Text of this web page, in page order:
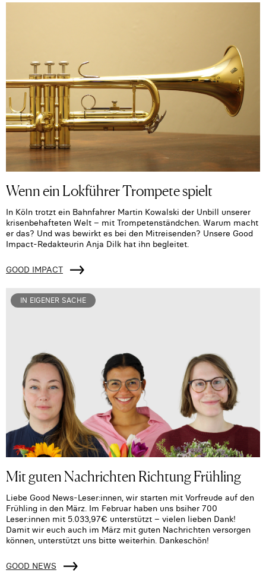
Wenn ein Lokführer Trompete spielt
In Köln trotzt ein Bahnfahrer Martin Kowalski der Unbill unserer
krisenbehafteten Welt – mit Trompetenständchen. Warum macht
er das? Und was bewirkt es bei den Mitreisenden? Unsere Good
Impact-Redakteurin Anja Dilk hat ihn begleitet.
GOOD IMPACT
IN EIGENER SACHE
Mit guten Nachrichten Richtung Frühling
Liebe Good News-Leser:innen, wir starten mit Vorfreude auf den
Frühling in den März. Im Februar haben uns bsiher 700
Leser:innen mit 5.033,97€ unterstützt – vielen lieben Dank!
Damit wir euch auch im März mit guten Nachrichten versorgen
können, unterstützt uns bitte weiterhin. Dankeschön!
GOOD NEWS